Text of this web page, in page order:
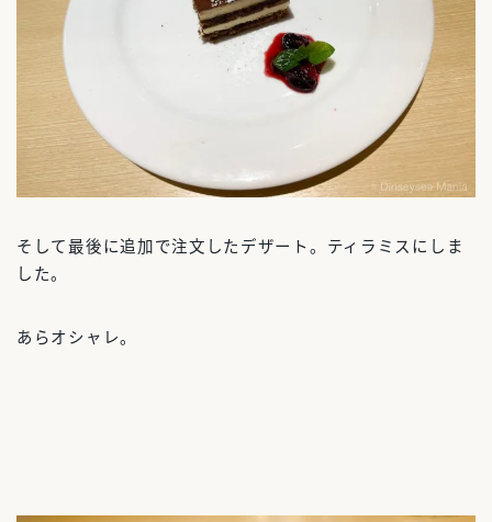
そして最後に追加で注文したデザート。ティラミスにしま
した。
あらオシャレ。